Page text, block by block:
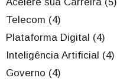
Telecom (4)
Plataforma Digital (4)
Inteligência Artificial (4)
Governo (4)